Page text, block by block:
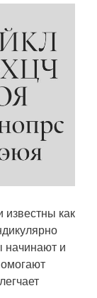
как
начинают и